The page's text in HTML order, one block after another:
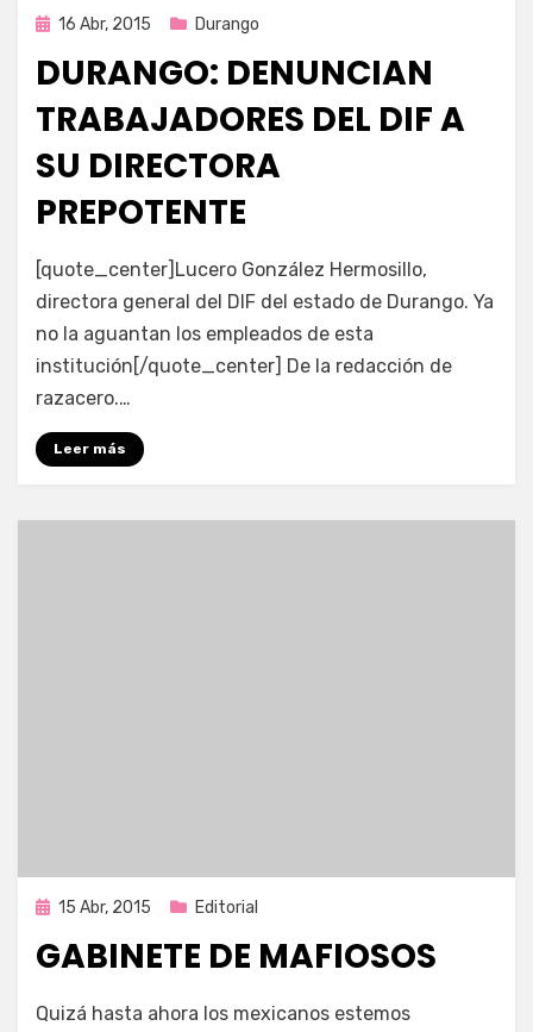
Publicada
16 Abr, 2015 Durango
DURANGO: DENUNCIAN
TRABAJADORES DEL DIF A
SU DIRECTORA
PREPOTENTE
por Fernando Miranda Servín
[quote_center]Lucero González Hermosillo,
directora general del DIF del estado de Durango. Ya
no la aguantan los empleados de esta
institución[/quote_center] De la redacción de
razacero.…
Leer más
Publicada
15 Abr, 2015 Editorial
GABINETE DE MAFIOSOS
por Enrique
Quizá hasta ahora los mexicanos estemos